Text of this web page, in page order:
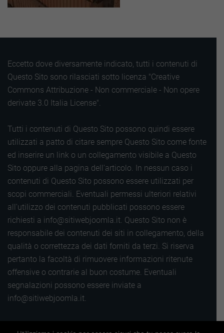
Eccetto dove diversamente indicato, tutti i contenuti di
Questo Sito sono rilasciati sotto licenza "Creative
Commons Attribuzione - Non commerciale - Non opere
derivate 3.0 Italia License".
Tutti i contenuti di Questo Sito possono quindi essere
utilizzati a patto di citare sempre Questo Sito come fonte
ed inserire un link o un collegamento visibile a Questo
Sito oppure alla pagina dell'articolo. In nessun caso i
contenuti di Questo Sito possono essere utilizzati per
scopi commerciali. Eventuali permessi ulteriori relativi
all'utilizzo dei contenuti pubblicati possono essere
richiesti a info@sitiwebjoomla.it. Questo Sito non è
responsabile dei contenuti dei siti in collegamento, della
qualità o correttezza dei dati forniti da terzi. Si riserva
pertanto la facoltà di rimuovere informazioni ritenute
offensive o contrarie al buon costume. Eventuali
segnalazioni possono essere inviate a
info@sitiwebjoomla.it.